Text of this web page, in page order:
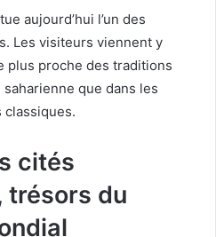
aujourd’hui l’un des
Les visiteurs viennent y
plus proche des traditions
que dans les
cités
trésors du